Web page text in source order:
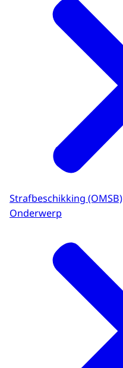
Strafbeschikking (OMSB)
Onderwerp